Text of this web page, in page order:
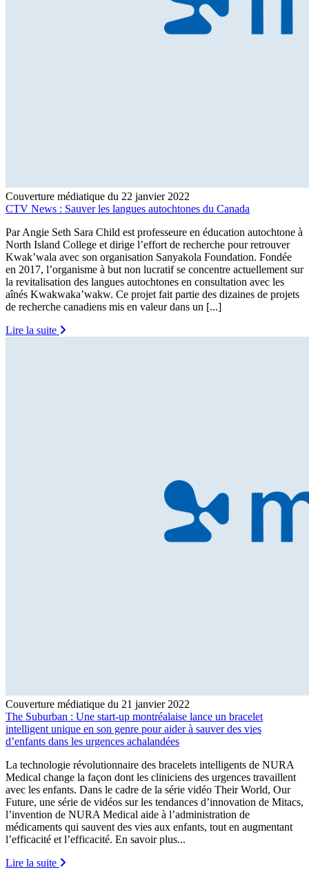
Couverture médiatique du 22 janvier 2022
CTV News : Sauver les langues autochtones du Canada
Par Angie Seth Sara Child est professeure en éducation autochtone à
North Island College et dirige l’effort de recherche pour retrouver
Kwak’wala avec son organisation Sanyakola Foundation. Fondée
en 2017, l’organisme à but non lucratif se concentre actuellement sur
la revitalisation des langues autochtones en consultation avec les
aînés Kwakwaka’wakw. Ce projet fait partie des dizaines de projets
de recherche canadiens mis en valeur dans un [...]
Lire la suite
Couverture médiatique du 21 janvier 2022
The Suburban : Une start-up montréalaise lance un bracelet
intelligent unique en son genre pour aider à sauver des vies
d’enfants dans les urgences achalandées
La technologie révolutionnaire des bracelets intelligents de NURA
Medical change la façon dont les cliniciens des urgences travaillent
avec les enfants. Dans le cadre de la série vidéo Their World, Our
Future, une série de vidéos sur les tendances d’innovation de Mitacs,
l’invention de NURA Medical aide à l’administration de
médicaments qui sauvent des vies aux enfants, tout en augmentant
l’efficacité et l’efficacité. En savoir plus...
Lire la suite